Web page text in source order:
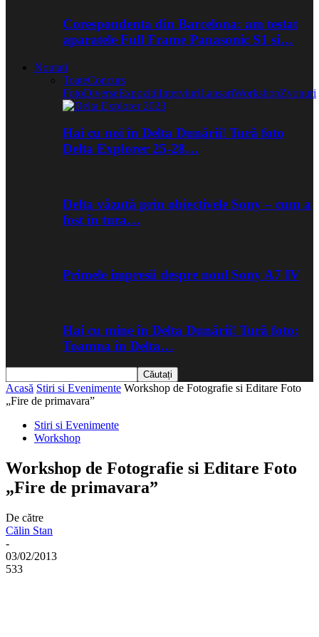
Corespondenta din Barcelona: am testat
aparatele Full Frame Panasonic S1 si…
Noutati
ToateConcurs
FotoDiverseExpozitiiInterviuriLansariWorkshopZvonuri
Hai cu noi în Delta Dunării! Tură foto
Delta Explorer 25-28…
Delta văzută prin obiectivele Sony – cum a
fost în tura…
Primele impresii despre noul Sony A7 IV
Hai cu mine în Delta Dunării! Tură foto:
Toamna în Delta…
Acasă Stiri si Evenimente Workshop de Fotografie si Editare Foto
„Fire de primavara”
Stiri si Evenimente
Workshop
Workshop de Fotografie si Editare Foto
„Fire de primavara”
De către
Călin Stan
-
03/02/2013
533